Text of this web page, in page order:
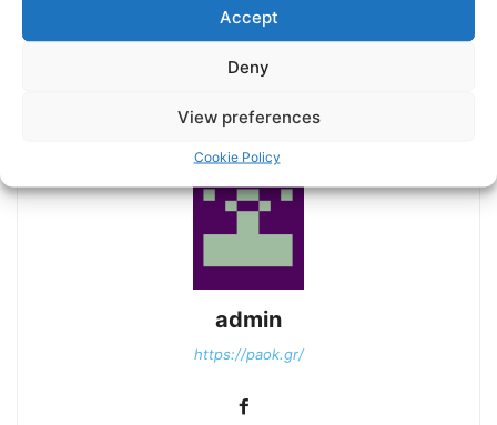
Accept
Deny
View preferences
Cookie Policy
«Είμαστε μία Οικογένεια!» |
admin
https://paok.gr/